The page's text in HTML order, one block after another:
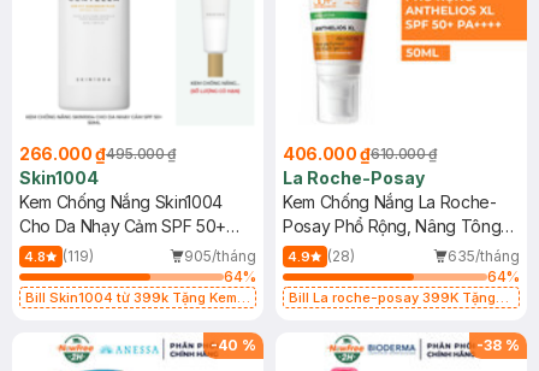
266.000 ₫495.000 ₫
Skin1004
Kem Chống Nắng Skin1004
Cho Da Nhạy Cảm SPF 50+
50ml
4.8 (119)
905/tháng
64%
Bill Skin1004 từ 399k Tặng Kem
SPF 50+ 20ml (SL Có Hạn)
406.000 ₫610.000 ₫
La Roche-Posay
Kem Chống Nắng La Roche-
Posay Phổ Rộng, Nâng Tông
Kiềm Dầu 50ml
4.9 (28)
635/tháng
64%
Bill La roche-posay 399K Tặng
(SL có hạn)
-40 % -38 %